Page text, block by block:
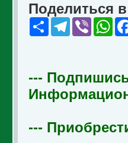
Поделиться
Share Telegram
Viber
---
---